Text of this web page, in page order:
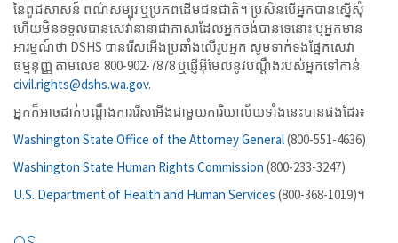
នៃពូជសាសន៍ ពណ៌សម្បុរ ឬប្រភពដើមជនជាតិ។ ប្រសិនបើអ្នកបានស្នើសុំ
ហើយមិនទទួលបានសេវានានាជាភាសាដែលអ្នកចង់បានទេនោះ ឬអ្នកមាន
អារម្មណ៍ថា DSHS បានរើសអើងប្រឆាំងលើរូបអ្នក សូមទាក់ទងផ្នែកសេវា
ធម្មនុញ្ញ តាមលេខ 800-902-7878 ឬផ្ញើអ៊ីមែលនូវបណ្ដឹងរបស់អ្នកទៅកាន់
civil.rights@dshs.wa.gov.
អ្នកក៏អាចដាក់បណ្ដឹងការរើសអើងជាមួយការិយាល័យទាំងនេះបានផងដែរ៖
Washington State Office of the Attorney General(800-551-4636)
Washington State Human Rights Commission (800-233-3247)
U.S. Department of Health and Human Services (800-368-1019)។